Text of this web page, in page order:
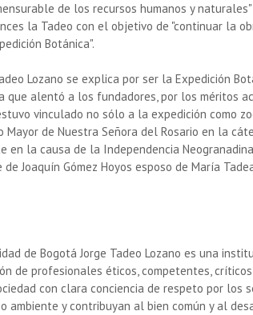
de los recursos humanos y naturales"
la Tadeo con el objetivo de "continuar la
Botánica".
Lozano se explica por ser la Expedición
que alentó a los fundadores, por los méritos
vinculado no sólo a la expedición como
Mayor de Nuestra Señora del Rosario en la
en la causa de la Independencia
Joaquín Gómez Hoyos esposo de María
de Bogotá Jorge Tadeo Lozano es una
de profesionales éticos, competentes,
con clara conciencia de respeto por los
ambiente y contribuyan al bien común y al